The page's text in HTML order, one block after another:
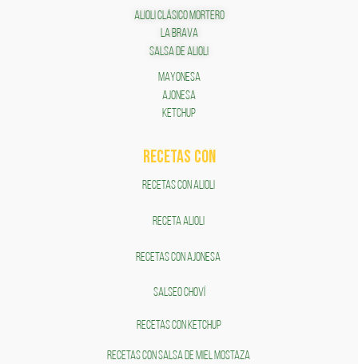
ALIOLI CLÁSICO MORTERO
LA BRAVA
SALSA DE ALIOLI
MAYONESA
AJONESA
KETCHUP
RECETAS COn
RECETAS CON ALIOLI
RECETA ALIOLI
RECETAS CON AJONESA
SALSEO CHOVÍ
RECETAS CON KETCHUP
RECETAS CON SALSA DE MIEL MOSTAZA